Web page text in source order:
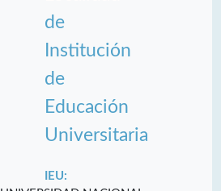
de
Institución
de
Educación
Universitaria
IEU: